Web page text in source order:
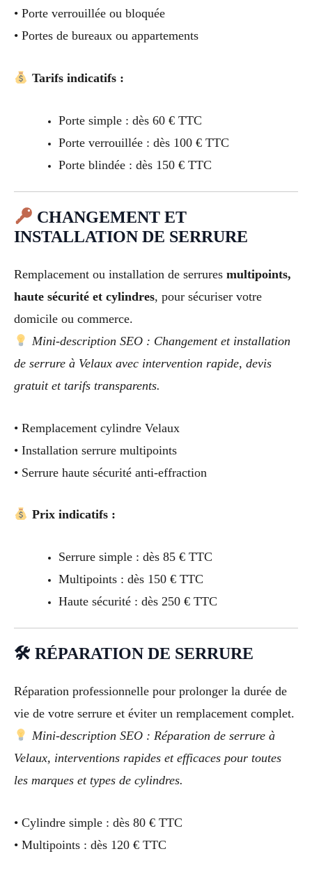
• Porte verrouillée ou bloquée
• Portes de bureaux ou appartements
Tarifs indicatifs :
Porte simple : dès 60 € TTC
Porte verrouillée : dès 100 € TTC
Porte blindée : dès 150 € TTC
CHANGEMENT ET
INSTALLATION DE SERRURE
Remplacement ou installation de serrures multipoints,
haute sécurité et cylindres, pour sécuriser votre
domicile ou commerce.
Mini-description SEO : Changement et installation
de serrure à Velaux avec intervention rapide, devis
gratuit et tarifs transparents.
• Remplacement cylindre Velaux
• Installation serrure multipoints
• Serrure haute sécurité anti-effraction
Prix indicatifs :
Serrure simple : dès 85 € TTC
Multipoints : dès 150 € TTC
Haute sécurité : dès 250 € TTC
🛠 RÉPARATION DE SERRURE
Réparation professionnelle pour prolonger la durée de
vie de votre serrure et éviter un remplacement complet.
Mini-description SEO : Réparation de serrure à
Velaux, interventions rapides et efficaces pour toutes
les marques et types de cylindres.
• Cylindre simple : dès 80 € TTC
• Multipoints : dès 120 € TTC